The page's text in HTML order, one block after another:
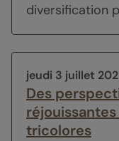
diversification
jeudi 3 juillet
Des
réjouissantes
tricolores